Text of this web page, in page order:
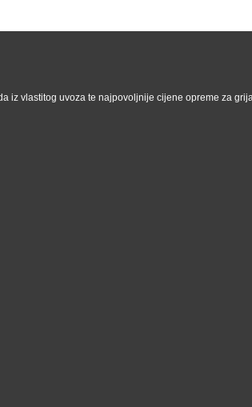
vlastitog uvoza te najpovoljnije cijene opreme za